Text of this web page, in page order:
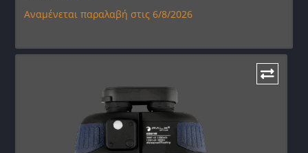
Αναμένεται παραλαβή στις 6/8/2026